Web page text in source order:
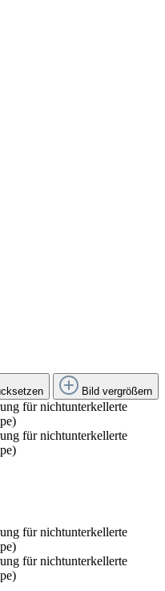
Bild vergrößern